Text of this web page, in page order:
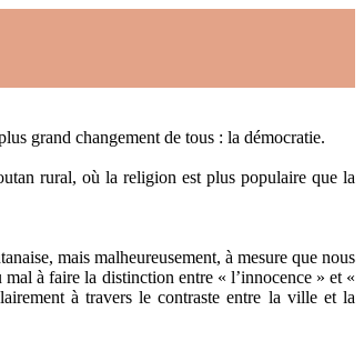
grand changement de tous : la démocratie.
rural, où la religion est plus populaire que la
mais malheureusement, à mesure que nous
à faire la distinction entre « l’innocence » et «
à travers le contraste entre la ville et la